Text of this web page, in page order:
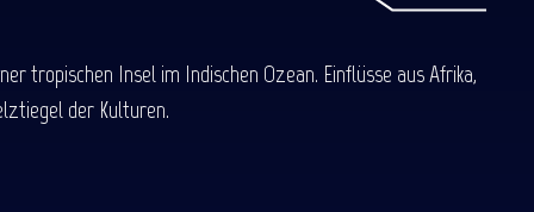
tropischen Insel im Indischen Ozean. Einflüsse aus Afrika,
der Kulturen.